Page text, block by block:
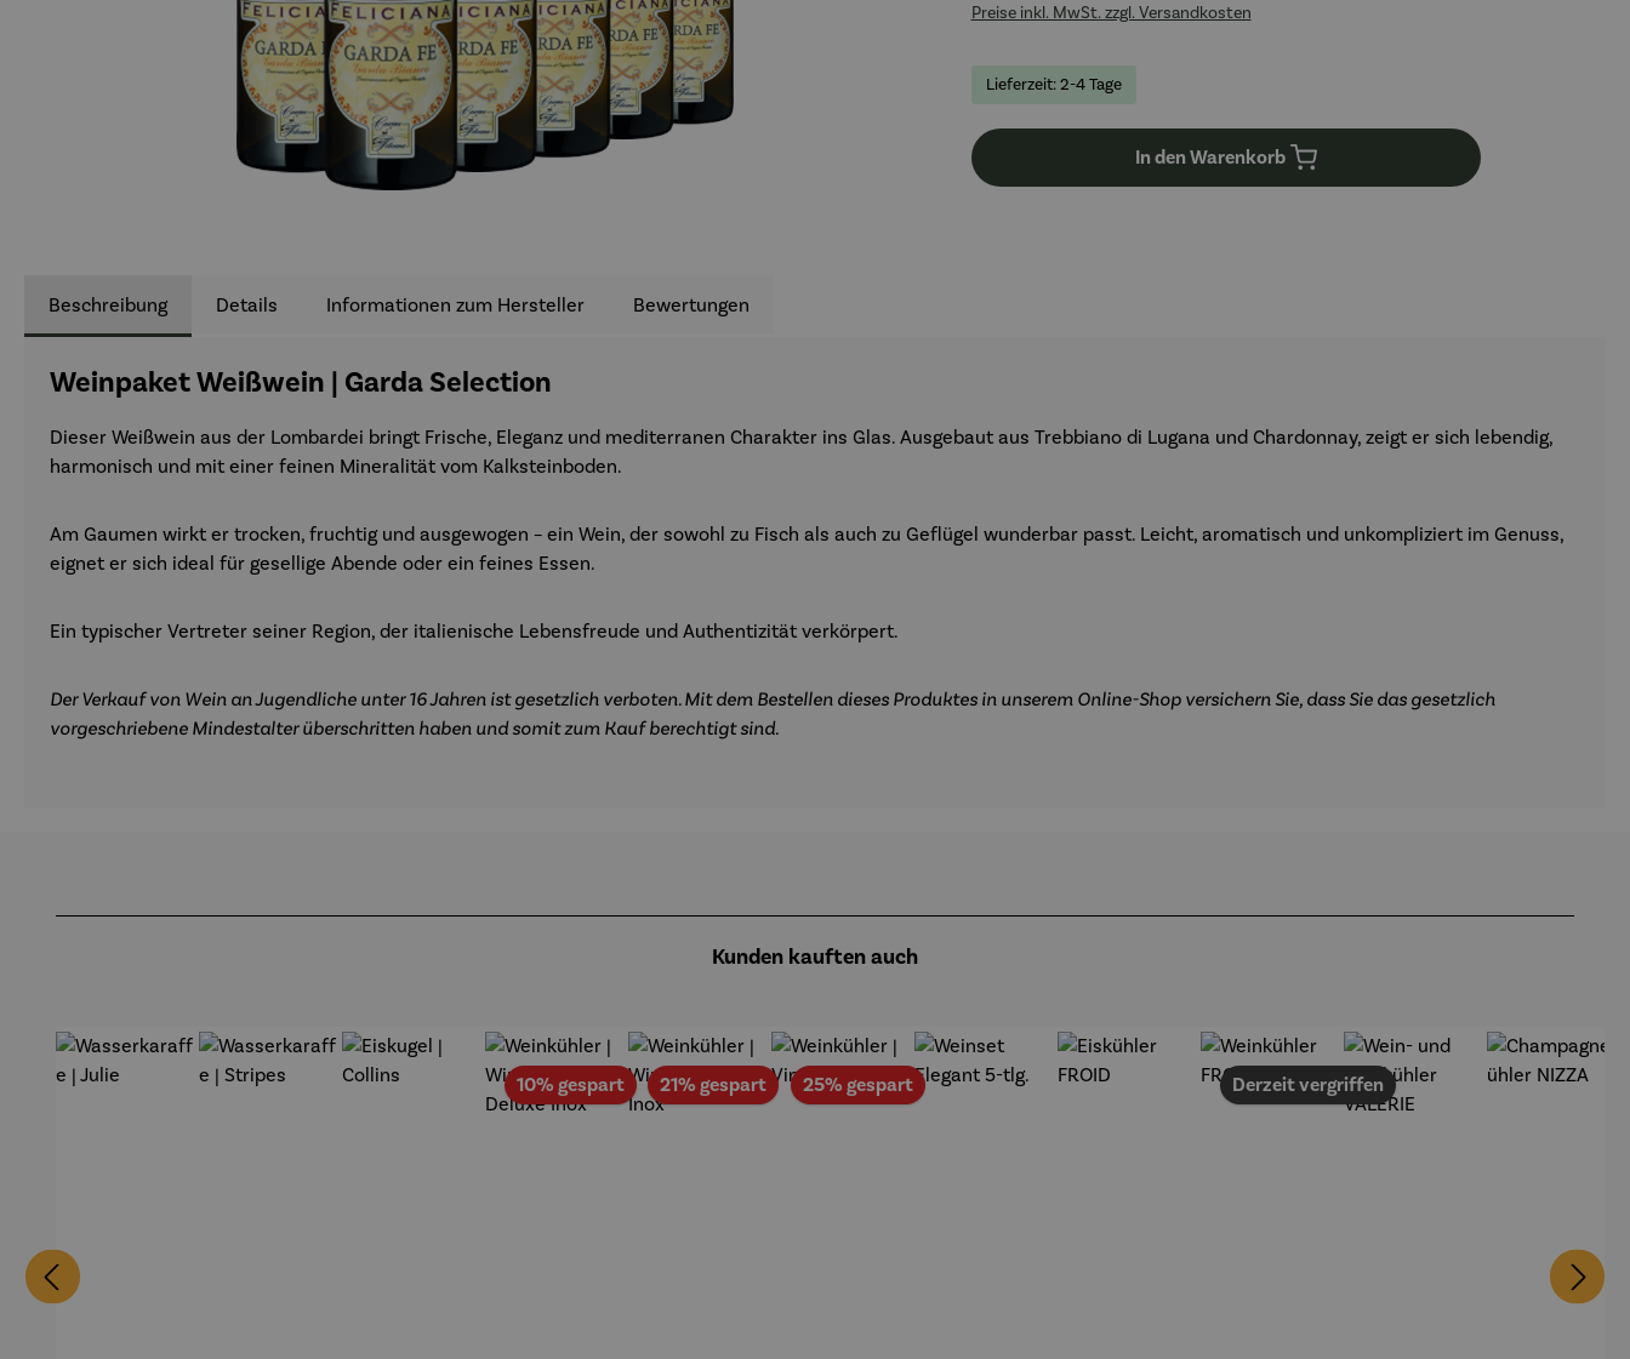
Preise inkl. MwSt. zzgl. Versandkosten
Lieferzeit: 2-4 Tage
In den Warenkorb
Beschreibung Details Informationen zum Hersteller Bewertungen
Weinpaket Weißwein | Garda Selection
Dieser Weißwein aus der Lombardei bringt Frische, Eleganz und mediterranen Charakter ins Glas. Ausgebaut aus Trebbiano di Lugana und Chardonnay, zeigt er sich lebendig,
harmonisch und mit einer feinen Mineralität vom Kalksteinboden.
Am Gaumen wirkt er trocken, fruchtig und ausgewogen – ein Wein, der sowohl zu Fisch als auch zu Geflügel wunderbar passt. Leicht, aromatisch und unkompliziert im Genuss,
eignet er sich ideal für gesellige Abende oder ein feines Essen.
Ein typischer Vertreter seiner Region, der italienische Lebensfreude und Authentizität verkörpert.
Der Verkauf von Wein an Jugendliche unter 16 Jahren ist gesetzlich verboten. Mit dem Bestellen dieses Produktes in unserem Online-Shop versichern Sie, dass Sie das gesetzlich
vorgeschriebene Mindestalter überschritten haben und somit zum Kauf berechtigt sind.
Kunden kauften auch
10% gespartRabatt21% gespartRabatt25% gespartRabatt Derzeit vergriffen